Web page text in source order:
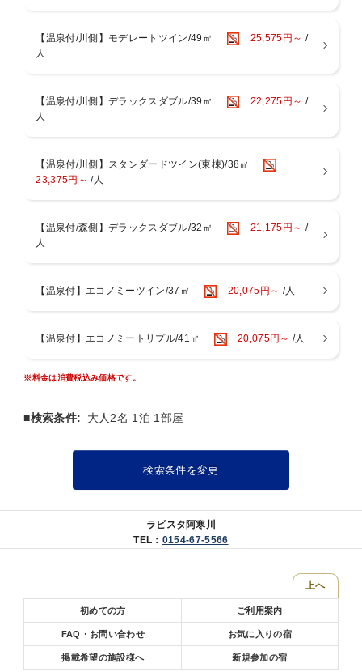
■貸切風呂
趣き異なる3つの貸切風呂も自家源泉かけ流し。空いていればいつで
【レストラン】
■ご朝食
す。
ンメニュー」のご用意が可能です。ご希望のお客様はホテル
（0154-67-5566）へ直接ご連絡ください。
す。ご了承くださいませ。
更、苦手食材等のご対応は出来かねます。
★当館では地上デジタル放送を受信しておりません。BS放送のみとな
【温泉付/川側】モデレートツイン/49㎡ 25,575円～ /
人
【温泉付/川側】デラックスダブル/39㎡ 22,275円～ /
人
【温泉付/川側】スタンダードツイン(東棟)/38㎡
23,375円～ /人
【温泉付/森側】デラックスダブル/32㎡ 21,175円～ /
人
【温泉付】エコノミーツイン/37㎡ 20,075円～ /人
【温泉付】エコノミートリプル/41㎡ 20,075円～ /人
※料金は消費税込み価格です。
■検索条件: 大人2名 1泊 1部屋
検索条件を変更
ラビスタ阿寒川
TEL： 0154-67-5566
上へ
初めての方 ご利用案内
FAQ・お問い合わせ お気に入りの宿
掲載希望の施設様へ 新規参加の宿